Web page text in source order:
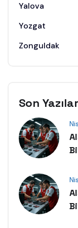
Yalova
Yozgat
Zonguldak
Son Yazılar